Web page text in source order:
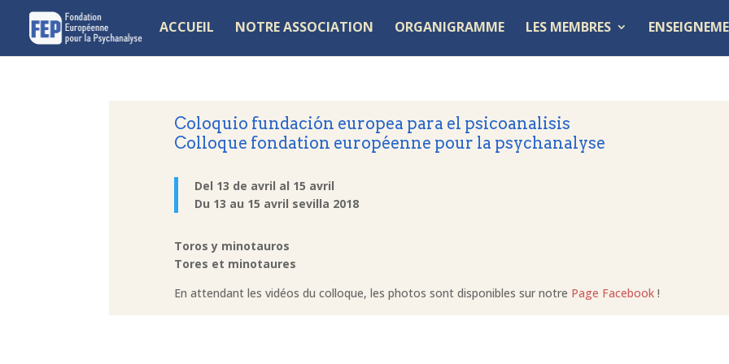
ACCUEIL NOTRE ASSOCIATION ORGANIGRAMME LES MEMBRES
Coloquio fundación europea para el psicoanalisis
Colloque fondation européenne pour la psychanalyse
Del 13 de avril al 15 avril
Du 13 au 15 avril sevilla 2018
Toros y minotauros
Tores et minotaures
En attendant les vidéos du colloque, les photos sont disponibles sur notre Page Facebook!